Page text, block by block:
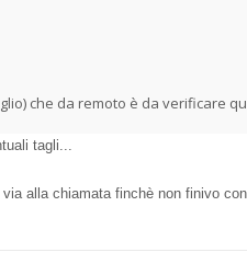
che da remoto è da verificare
tagli...
alla chiamata finchè non finivo